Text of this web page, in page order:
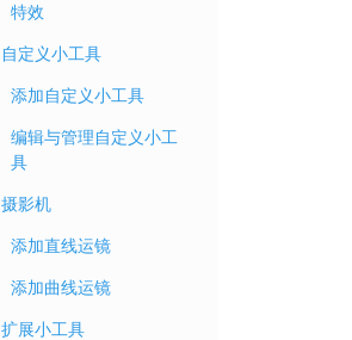
特效
自定义小工具
添加自定义小工具
编辑与管理自定义小工
具
摄影机
添加直线运镜
添加曲线运镜
扩展小工具